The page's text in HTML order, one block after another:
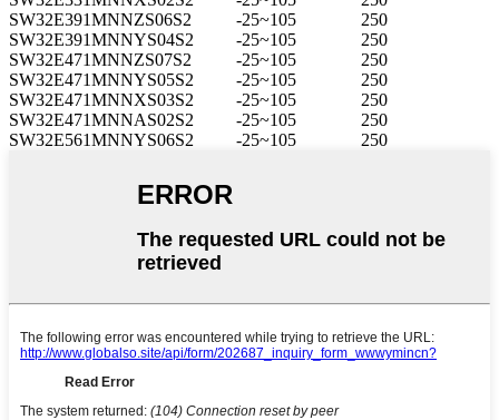
SW32E391MNNZS06S2
-25~105
250
SW32E391MNNYS04S2
-25~105
250
SW32E471MNNZS07S2
-25~105
250
SW32E471MNNYS05S2
-25~105
250
SW32E471MNNXS03S2
-25~105
250
SW32E471MNNAS02S2
-25~105
250
SW32E561MNNYS06S2
-25~105 250